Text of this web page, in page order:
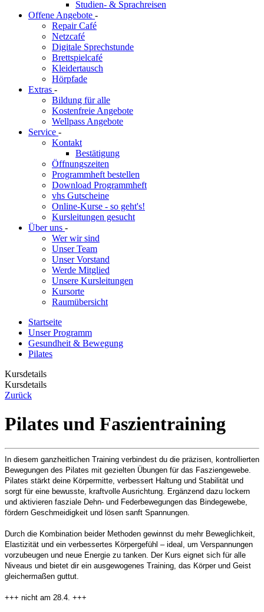
Studien- & Sprachreisen
Offene Angebote -
Repair Café
Netzcafé
Digitale Sprechstunde
Brettspielcafé
Kleidertausch
Hörpfade
Extras -
Bildung für alle
Kostenfreie Angebote
Wellpass Angebote
Service -
Kontakt
Bestätigung
Öffnungszeiten
Programmheft bestellen
Download Programmheft
vhs Gutscheine
Online-Kurse - so geht's!
Kursleitungen gesucht
Über uns -
Wer wir sind
Unser Team
Unser Vorstand
Werde Mitglied
Unsere Kursleitungen
Kursorte
Raumübersicht
Startseite
Unser Programm
Gesundheit & Bewegung
Pilates
Kursdetails
Kursdetails
Zurück
Pilates und Faszientraining
In diesem ganzheitlichen Training verbindest du die präzisen, kontrollierten
Bewegungen des Pilates mit gezielten Übungen für das Fasziengewebe.
Pilates stärkt deine Körpermitte, verbessert Haltung und Stabilität und
sorgt für eine bewusste, kraftvolle Ausrichtung. Ergänzend dazu lockern
und aktivieren fasziale Dehn- und Federbewegungen das Bindegewebe,
fördern Geschmeidigkeit und lösen sanft Spannungen.
Durch die Kombination beider Methoden gewinnst du mehr Beweglichkeit,
Elastizität und ein verbessertes Körpergefühl – ideal, um Verspannungen
vorzubeugen und neue Energie zu tanken. Der Kurs eignet sich für alle
Niveaus und bietet dir ein ausgewogenes Training, das Körper und Geist
gleichermaßen guttut.
+++ nicht am 28.4. +++